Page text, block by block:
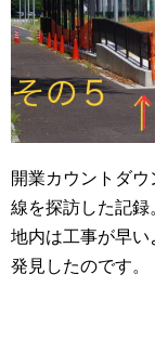
開業カウントダ
線を探訪した記録
地内は工事が早い
発見したのです。